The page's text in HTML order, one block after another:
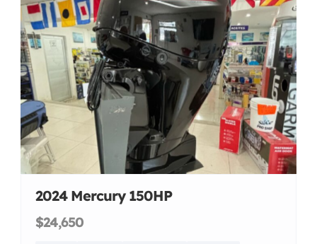
2024 Mercury 150HP
$24,650